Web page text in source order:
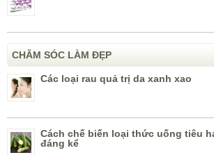
CHĂM SÓC LÀM ĐẸP
Các loại rau quả trị da xanh xao
Cách chế biến loại thức uống tiêu
đáng kể